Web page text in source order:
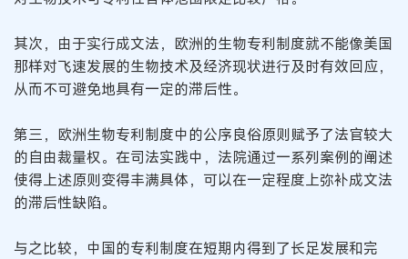
其次，由于实行成文法，欧洲的生物专利制度就不能像美国
那样对飞速发展的生物技术及经济现状进行及时有效回应，
从而不可避免地具有一定的滞后性。
第三，欧洲生物专利制度中的公序良俗原则赋予了法官较大
的自由裁量权。在司法实践中，法院通过一系列案例的阐述
使得上述原则变得丰满具体，可以在一定程度上弥补成文法
的滞后性缺陷。
与之比较，中国的专利制度在短期内得到了长足发展和完